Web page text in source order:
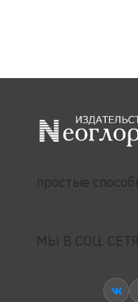
простые
МЫ В СОЦ.